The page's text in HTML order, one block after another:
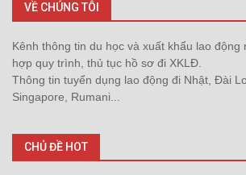
VỀ CHÚNG TÔI
Kênh thông tin du học và xuất khẩu lao động
hợp quy trình, thủ tục hồ sơ đi XKLĐ.
Thông tin tuyển dụng lao động đi Nhật, Đài
Singapore, Rumani...
CHỦ ĐỀ HOT